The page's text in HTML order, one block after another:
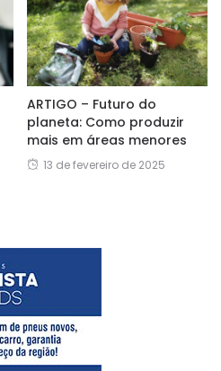
ARTIGO – Futuro do
planeta: Como produzir
mais em áreas menores
13 de fevereiro de 2025